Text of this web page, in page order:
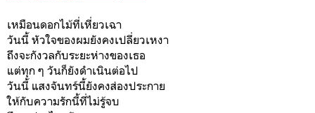
เหมือนดอกไม้ที่เหี่ยวเฉา
วันนี้ หัวใจของผมยังคงเปลี่ยวเหงา
ถึงจะกังวลกับระยะห่างของเธอ
แต่ทุก ๆ วันก็ยังดำเนินต่อไป
วันนี้ แสงจันทร์นี้ยังคงส่องประกาย
ให้กับความรักนี้ที่ไม่รู้จบ